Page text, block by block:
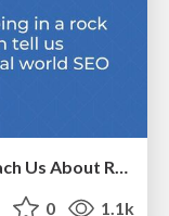
What Being in a Rock Band Can Teach Us About Real World SEO
0 1.1k